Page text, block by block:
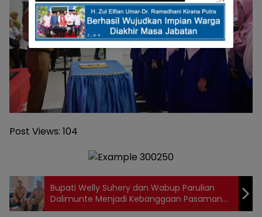
Post Views: 104
Bupati Welly Suhery dan Wabup Parulian
Dalimunte Menjadi Kebanggaan Pasaman
Berkesempatan Mengikuti Retreat